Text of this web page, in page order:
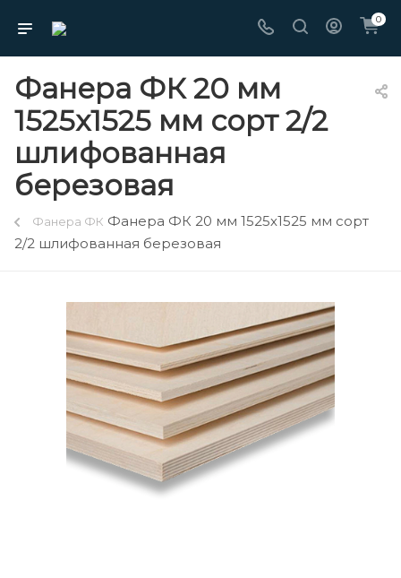
0
Фанера ФК 20 мм
1525х1525 мм сорт 2/2
шлифованная
березовая
Фанера ФК Фанера ФК 20 мм 1525х1525 мм сорт
2/2 шлифованная березовая